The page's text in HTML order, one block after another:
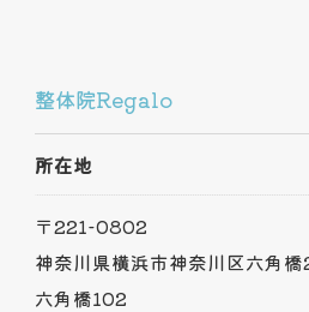
整体院Regalo
所在地
〒221-0802
神奈川県横浜市神奈川区六角
六角橋102